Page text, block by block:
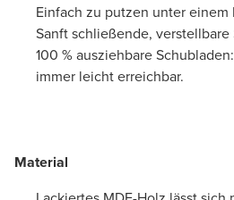
Einfach zu putzen unter einem
Sanft schließende, verstellbare
100 % ausziehbare
immer leicht erreichbar.
Material